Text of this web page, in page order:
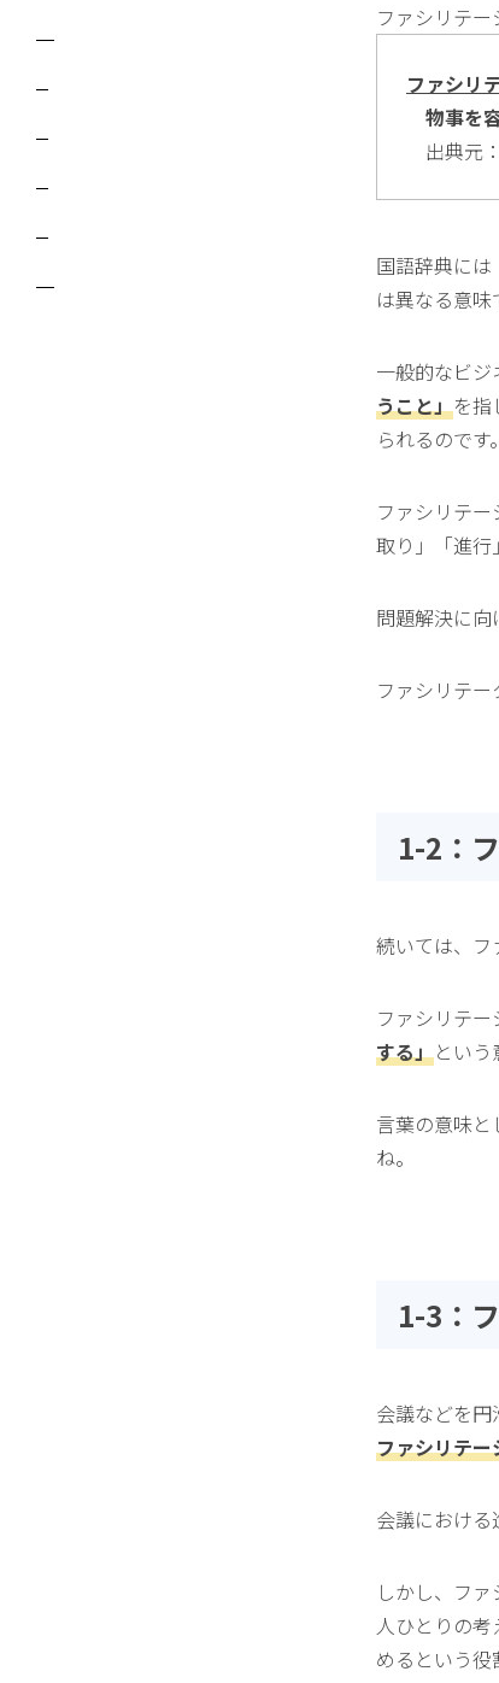
ファシリテー
ファシリ
物事を
出典元
国語辞典に
は異なる意味
一般的なビジ
うこと」を
られるのです。
ファシリテ
取り」「進行
問題解決に向
ファシリテー
1-2：
続いては、フ
ファシリテー
する」という
言葉の意味
ね。
1-3：
会議などを
ファシリテー
会議における
しかし、フ
人ひとりの
めるという役